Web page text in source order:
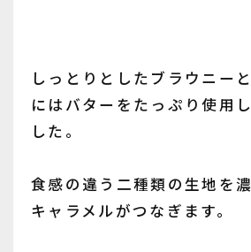
しっとりとしたブラウニー
にはバターをたっぷり使用
した。
食感の違う二種類の生地を
キャラメルがつなぎます。